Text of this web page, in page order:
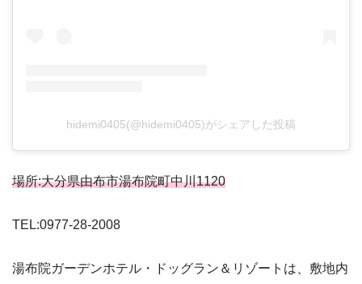
hidemi0405(@hidemi0405)がシェアした投稿
場所:大分県由布市湯布院町中川1120
TEL:0977-28-2008
湯布院ガーデンホテル・ドッグラン＆リゾートは、敷地内